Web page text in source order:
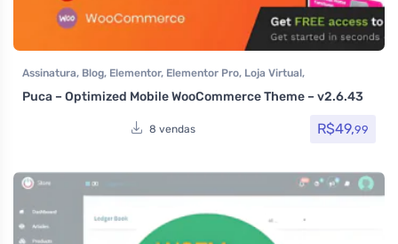
Assinatura, Blog, Elementor, Elementor Pro, Loja Virtual,
, Multiuso Portfolio
Tecnologia, Temas, Themeforest, Todos os itens Woocommerce
Puca – Optimized Mobile WooCommerce Theme – v2.6.43
8 vendas R$49,99